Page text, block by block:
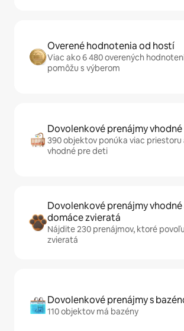
Overené hodnotenia od hostí
Viac ako 6 480 overených
pomôžu s výberom
Dovolenkové prenájmy
390 objektov ponúka viac priestoru
vhodné pre deti
Dovolenkové prenájmy vhodné
domáce zvieratá
Nájdite 230 prenájmov, ktoré
zvieratá
Dovolenkové prenájmy s
110 objektov má bazény